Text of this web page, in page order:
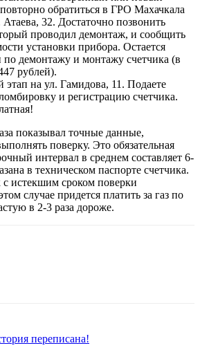
обратиться в ГРО Махачкала
32. Достаточно позвонить
проводил демонтаж, и сообщить
установки прибора. Остается
по демонтажу и монтажу счетчика (в
рублей).
этап на ул. Гамидова, 11. Подаете
и регистрацию счетчика.
показывал точные данные,
поверку. Это обязательная
интервал в среднем составляет 6-
в техническом паспорте счетчика.
с истекшим сроком поверки
случае придется платить за газ по
в 2-3 раза дороже.
переписана!